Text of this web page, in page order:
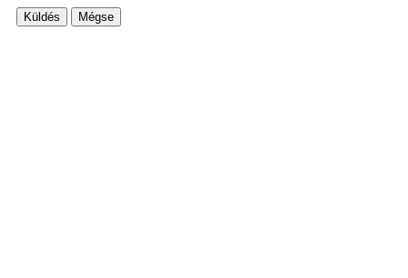
Küldés Mégse